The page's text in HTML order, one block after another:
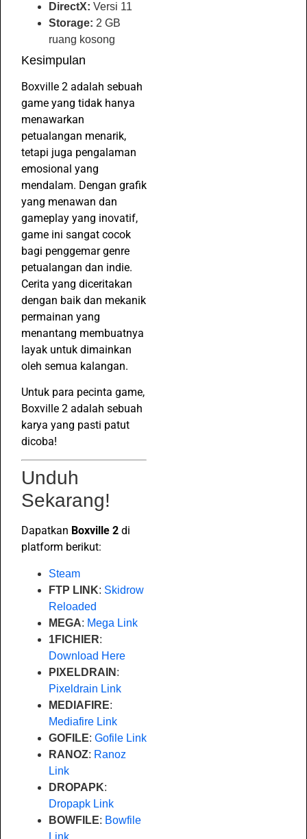
DirectX: Versi 11
Storage: 2 GB
ruang kosong
Kesimpulan
Boxville 2 adalah sebuah
game yang tidak hanya
menawarkan
petualangan menarik,
tetapi juga pengalaman
emosional yang
mendalam. Dengan grafik
yang menawan dan
gameplay yang inovatif,
game ini sangat cocok
bagi penggemar genre
petualangan dan indie.
Cerita yang diceritakan
dengan baik dan mekanik
permainan yang
menantang membuatnya
layak untuk dimainkan
oleh semua kalangan.
Untuk para pecinta game,
Boxville 2 adalah sebuah
karya yang pasti patut
dicoba!
Unduh
Sekarang!
Dapatkan Boxville 2 di
platform berikut:
Steam
FTP LINK: Skidrow
Reloaded
MEGA: Mega Link
1FICHIER:
Download Here
PIXELDRAIN :
Pixeldrain Link
MEDIAFIRE:
Mediafire Link
GOFILE: Gofile Link
RANOZ: Ranoz
Link
DROPAPK:
Dropapk Link
BOWFILE: Bowfile
Link